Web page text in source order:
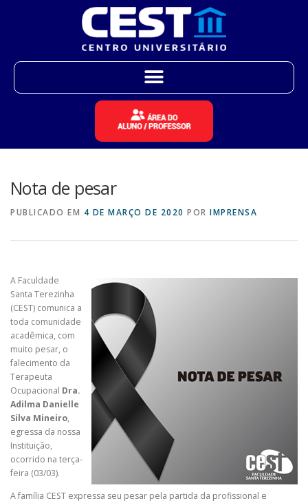
Nota de pesar
PUBLICADO EM 4 DE MARÇO DE 2020 POR IMPRENSA
A Faculdade
Santa Terezinha
(CEST) comunica a
toda comunidade
acadêmica, com
muito pesar, o
falecimento da
Terapeuta
Ocupacional Dra.
Adilma Danielle
Silva Mineiro,
egressa da nossa
Instituição,
ocorrido na terça-
feira (03/03).
A família CEST expressa seu pesar pela partida da profissional e